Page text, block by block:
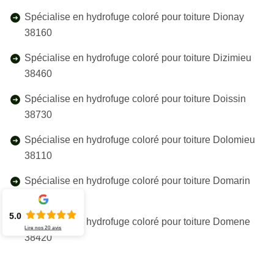
Spécialise en hydrofuge coloré pour toiture Dionay
38160
Spécialise en hydrofuge coloré pour toiture Dizimieu
38460
Spécialise en hydrofuge coloré pour toiture Doissin
38730
Spécialise en hydrofuge coloré pour toiture Dolomieu
38110
Spécialise en hydrofuge coloré pour toiture Domarin
38300
Spécialise en hydrofuge coloré pour toiture Domene
38420
5.0
Lire nos20 avis